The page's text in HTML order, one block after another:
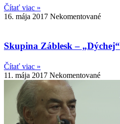
Čítať viac »
16. mája 2017 Nekomentované
Skupina Záblesk – „Dýchej“
Čítať viac »
11. mája 2017 Nekomentované